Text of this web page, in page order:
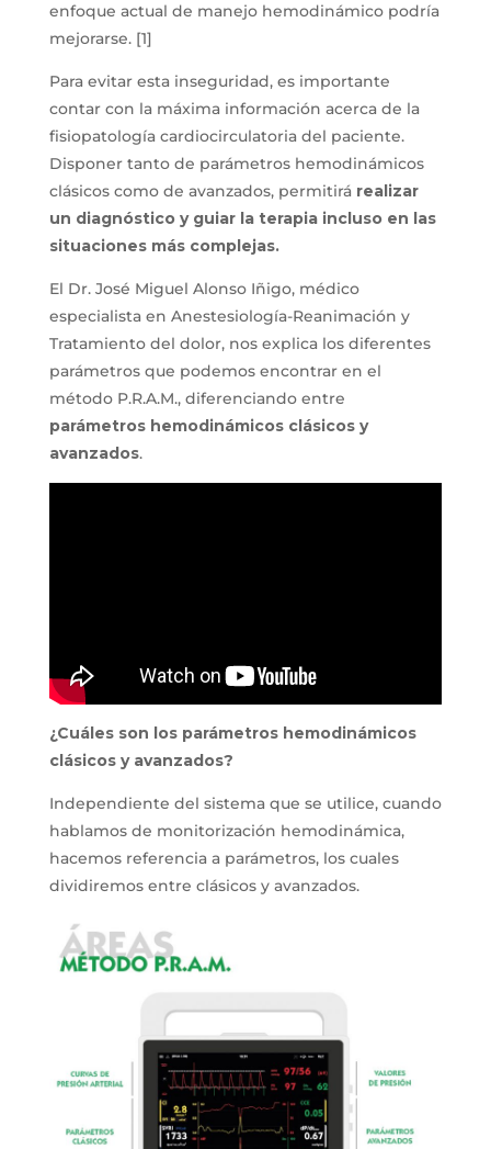
enfoque actual de manejo hemodinámico podría
mejorarse. [1]
Para evitar esta inseguridad, es importante
contar con la máxima información acerca de la
fisiopatología cardiocirculatoria del paciente.
Disponer tanto de parámetros hemodinámicos
clásicos como de avanzados, permitirá realizar
un diagnóstico y guiar la terapia incluso en las
situaciones más complejas.
El Dr. José Miguel Alonso Iñigo, médico
especialista en Anestesiología-Reanimación y
Tratamiento del dolor, nos explica los diferentes
parámetros que podemos encontrar en el
método P.R.A.M., diferenciando entre
parámetros hemodinámicos clásicos y
avanzados.
¿Cuáles son los parámetros hemodinámicos
clásicos y avanzados?
Independiente del sistema que se utilice, cuando
hablamos de monitorización hemodinámica,
hacemos referencia a parámetros, los cuales
dividiremos entre clásicos y avanzados.